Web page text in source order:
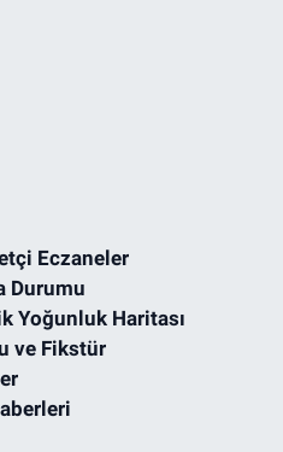
Eczaneler
Durumu
Yoğunluk Haritası
ve Fikstür